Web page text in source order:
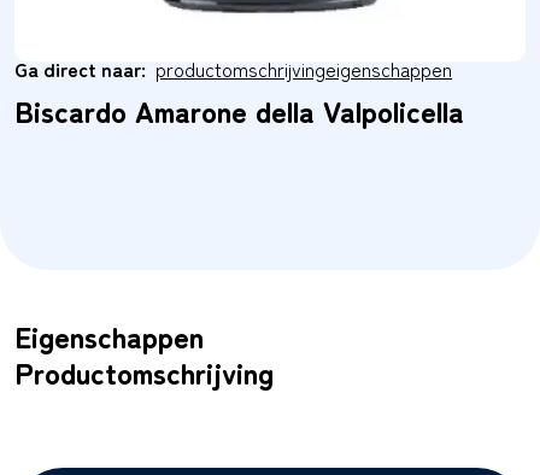
Ga direct naar: productomschrijvingeigenschappen
Biscardo Amarone della Valpolicella
Productomschrijving
Eigenschappen